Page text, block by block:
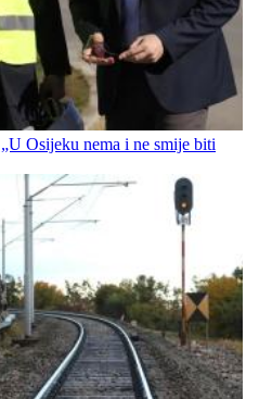
Osijeku nema i ne smije biti